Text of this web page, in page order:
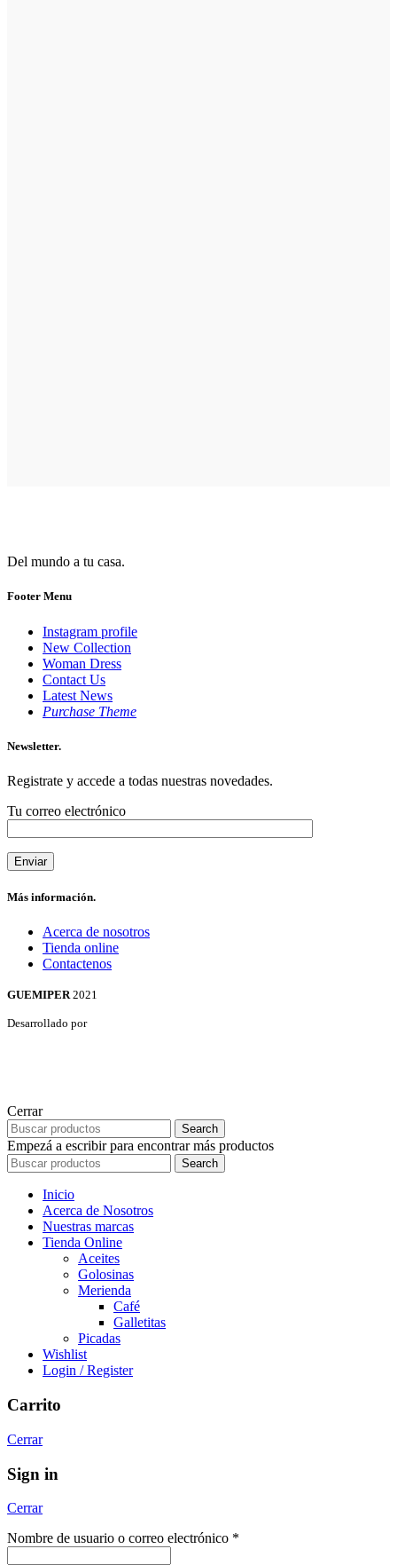
Del mundo a tu casa.
Footer Menu
Instagram profile
New Collection
Woman Dress
Contact Us
Latest News
Purchase Theme
Newsletter.
Registrate y accede a todas nuestras novedades.
Tu correo electrónico
Más información.
Acerca de nosotros
Tienda online
Contactenos
GUEMIPER2021
Desarrollado por
Cerrar
Search
Empezá a escribir para encontrar más productos
Search
Inicio
Acerca de Nosotros
Nuestras marcas
Tienda Online
Aceites
Golosinas
Merienda
Café
Galletitas
Picadas
Wishlist
Login / Register
Carrito
Cerrar
Sign in
Cerrar
Nombre de usuario o correo electrónico *